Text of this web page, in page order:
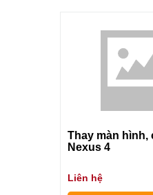
Thay màn hình,
Nexus 4
Liên hệ